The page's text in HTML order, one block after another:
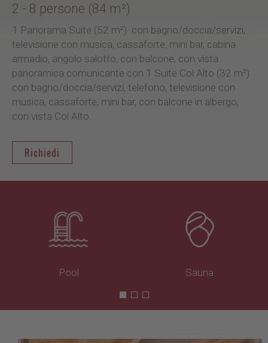
2 - 8 persone (84 m²)
1 Panorama Suite (52 m²) con bagno/doccia/servizi,
televisione con musica, cassaforte, mini bar, cabina
armadio, angolo salotto, con balcone, con vista
panoramica comunicante con 1 Suite Col Alto (32 m²)
con bagno/doccia/servizi, telefono, televisione con
musica, cassaforte, mini bar, con balcone in albergo,
con vista Col Alto.
Richiedi
Pool Sauna